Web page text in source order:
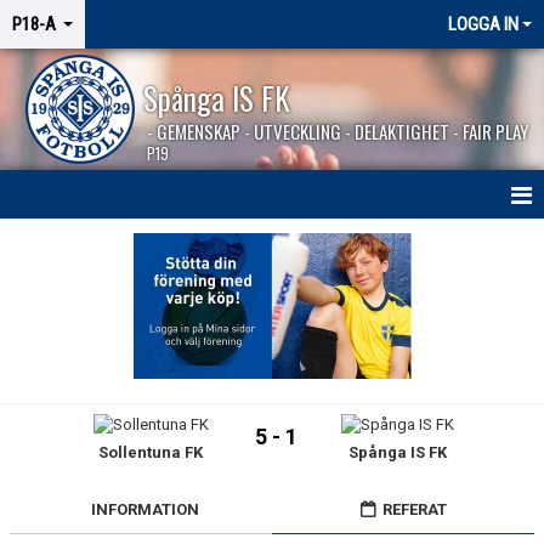
P18-A LOGGA IN
Spånga IS FK
- GEMENSKAP - UTVECKLING - DELAKTIGHET - FAIR PLAY
P19
BILDGALLERI
Sollentuna FK
5 - 1
Spånga IS FK
INFORMATION REFERAT